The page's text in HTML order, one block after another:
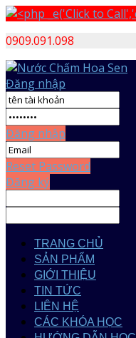
0909.091.098
Đăng nhập
Đăng nhập
Reset Password
Đăng ký
TRANG CHỦ
SẢN PHẨM
GIỚI THIỆU
TIN TỨC
LIÊN HỆ
CÁC KHÓA HỌC